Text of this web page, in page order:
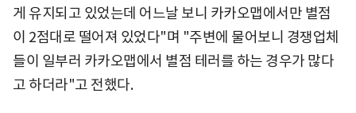
게 유지되고 있었는데 어느날 보니 카카오맵에서만 별점
이 2점대로 떨어져 있었다"며 "주변에 물어보니 경쟁업체
들이 일부러 카카오맵에서 별점 테러를 하는 경우가 많다
고 하더라"고 전했다.